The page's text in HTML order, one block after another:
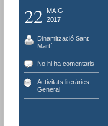
22
MAIG
2017
Dinamització Sant
Martí
No hi ha comentaris
Activitats literàries
General